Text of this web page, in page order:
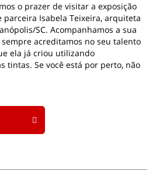
o prazer de visitar a exposição
parceira Isabela Teixeira, arquiteta
SC. Acompanhamos a sua
acreditamos no seu talento
ela já criou utilizando
tintas. Se você está por perto, não